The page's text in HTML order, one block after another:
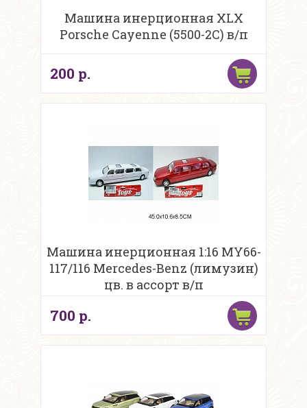
Машина инерционная XLX
Porsche Cayenne (5500-2C) в/п
200 р.
Машина инерционная 1:16 MY66-
117/116 Mercedes-Benz (лимузин)
цв. в ассорт в/п
700 р.